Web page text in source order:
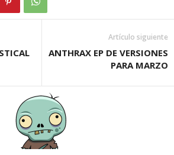
Artículo siguiente
ANTHRAX EP DE VERSIONES
PARA MARZO